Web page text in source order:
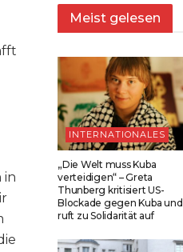
in
Meist gelesen
INTERNATIONALES
„Die Welt muss Kuba
verteidigen“ – Greta
Thunberg kritisiert US-
Blockade gegen Kuba und
ruft zu Solidarität auf